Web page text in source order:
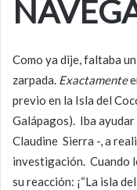
Como ya dije, faltaba
zarpada. Exactamente
previo en la Isla del
Galápagos). Iba
Claudine Sierra -, a
investigación. Cuando
su reacción: ¡“La isla